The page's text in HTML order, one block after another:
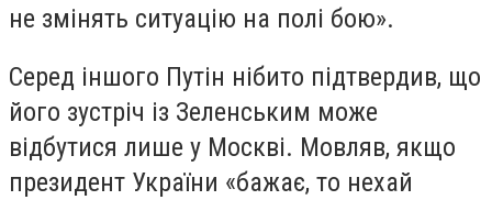
не змінять ситуацію на полі бою».
Серед іншого Путін нібито підтвердив, що
його зустріч із Зеленським може
відбутися лише у Москві. Мовляв, якщо
президент України «бажає, то нехай